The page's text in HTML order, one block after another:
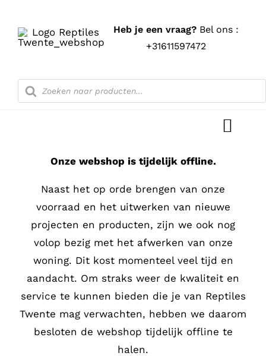
naar
inhoud
Producten
zoeken
Heb je een vraag? Bel ons :
+31611597472
Blog
Service
Contact
Onze webshop is tijdelijk offline.
Naast het op orde brengen van onze
voorraad en het uitwerken van nieuwe
projecten en producten, zijn we ook nog
volop bezig met het afwerken van onze
woning. Dit kost momenteel veel tijd en
aandacht. Om straks weer de kwaliteit en
service te kunnen bieden die je van Reptiles
Twente mag verwachten, hebben we daarom
besloten de webshop tijdelijk offline te
halen.